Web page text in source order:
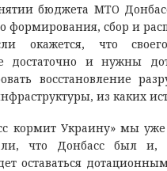
бюджета МТО
формирования, сбор и
окажется, что
достаточно и нужны
восстановление
из каких
кормит Украину» мы
что Донбасс был и,
оставаться